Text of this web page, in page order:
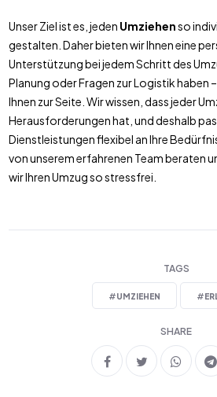
Unser Ziel ist es, jeden Umziehenso
gestalten. Daher bieten wir Ihnen eine
Unterstützung bei jedem Schritt des
Planung oder Fragen zur Logistik haben
Ihnen zur Seite. Wir wissen, dass jeder
Herausforderungen hat, und deshalb
Dienstleistungen flexibel an Ihre
von unserem erfahrenen Team beraten
wir Ihren Umzug so stressfrei.
TAGS
#UMZIEHEN #
SHARE